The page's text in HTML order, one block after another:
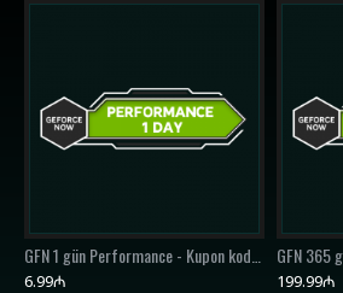
6.99₼ 199.99₼